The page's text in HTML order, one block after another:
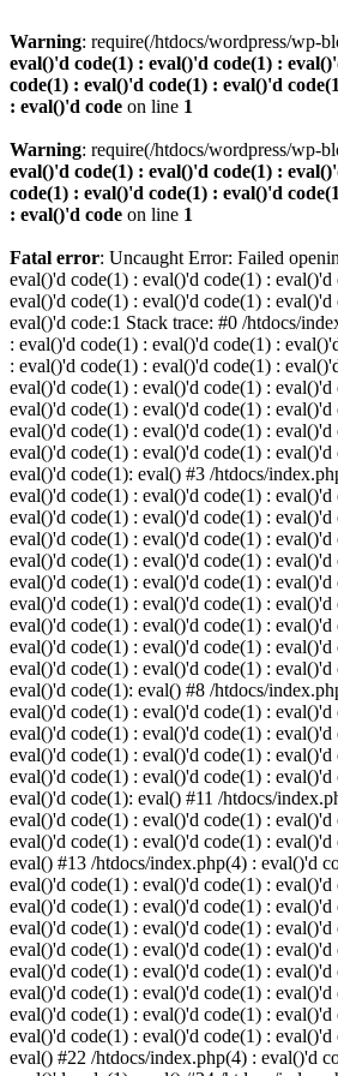
Warning: require(/htdocs/wordpress/wp-
eval()'d code(1) : eval()'d code(1) :
code(1) : eval()'d code(1) : eval()'d
: eval()'d code on line 1
Warning: require(/htdocs/wordpress/wp-
eval()'d code(1) : eval()'d code(1) :
code(1) : eval()'d code(1) : eval()'d
: eval()'d code on line 1
Fatal error: Uncaught Error: Failed
eval()'d code(1) : eval()'d code(1) :
eval()'d code(1) : eval()'d code(1) :
eval()'d code:1 Stack trace: #0 /htdocs/
: eval()'d code(1) : eval()'d code(1) :
: eval()'d code(1) : eval()'d code(1) :
eval()'d code(1) : eval()'d code(1) :
eval()'d code(1) : eval()'d code(1) :
eval()'d code(1) : eval()'d code(1) :
eval()'d code(1) : eval()'d code(1) :
eval()'d code(1): eval() #3 /htdocs/
eval()'d code(1) : eval()'d code(1) :
eval()'d code(1) : eval()'d code(1) :
eval()'d code(1) : eval()'d code(1) :
eval()'d code(1) : eval()'d code(1) :
eval()'d code(1) : eval()'d code(1) :
eval()'d code(1) : eval()'d code(1) :
eval()'d code(1) : eval()'d code(1) :
eval()'d code(1) : eval()'d code(1) :
eval()'d code(1) : eval()'d code(1) :
eval()'d code(1): eval() #8 /htdocs/
eval()'d code(1) : eval()'d code(1) :
eval()'d code(1) : eval()'d code(1) :
eval()'d code(1) : eval()'d code(1) :
eval()'d code(1) : eval()'d code(1) :
eval()'d code(1): eval() #11 /htdocs/
eval()'d code(1) : eval()'d code(1) :
eval()'d code(1) : eval()'d code(1) :
eval() #13 /htdocs/index.php(4) : eval()'d
eval()'d code(1) : eval()'d code(1) :
eval()'d code(1) : eval()'d code(1) :
eval()'d code(1) : eval()'d code(1) :
eval()'d code(1) : eval()'d code(1) :
eval()'d code(1) : eval()'d code(1) :
eval()'d code(1) : eval()'d code(1) :
eval()'d code(1) : eval()'d code(1) :
eval()'d code(1) : eval()'d code(1) :
eval() #22 /htdocs/index.php(4) : eval()'d